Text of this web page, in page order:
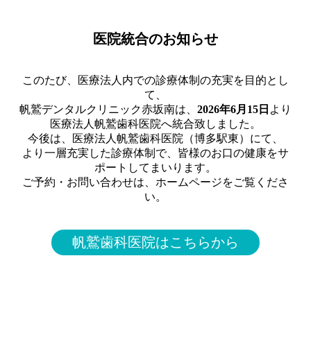
医院統合のお知らせ
このたび、医療法人内での診療体制の充実を目的とし
て、
帆鷲デンタルクリニック赤坂南は、 2026年6月15日 より
医療法人帆鷲歯科医院へ統合致しました。
今後は、医療法人帆鷲歯科医院（博多駅東）にて、
より一層充実した診療体制で、皆様のお口の健康をサ
ポートしてまいります。
ご予約・お問い合わせは、ホームページをご覧くださ
い。
帆鷲歯科医院はこちらから